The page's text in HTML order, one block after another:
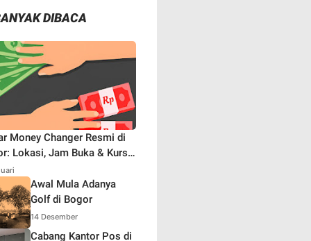
DIBACA
Money Changer Resmi di
Lokasi, Jam Buka & Kurs
Awal Mula Adanya
Golf di Bogor
14 Desember
Cabang Kantor Pos di